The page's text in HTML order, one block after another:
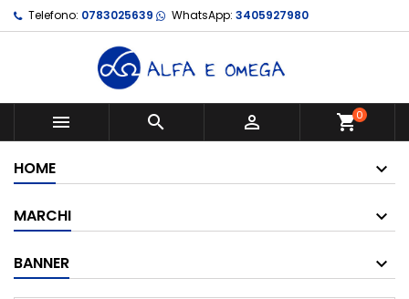
Telefono: 0783025639 WhatsApp: 3405927980
   shopping_cart0
HOME
MARCHI
BANNER